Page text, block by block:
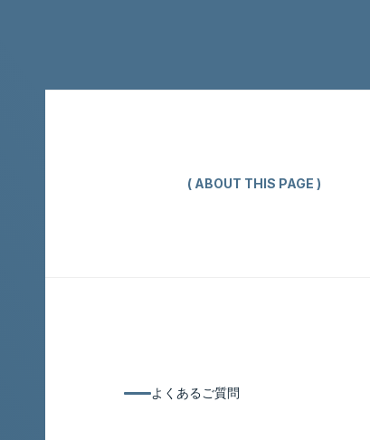
( ABOUT THIS PAGE )
よくあるご質問
よくあるご質問